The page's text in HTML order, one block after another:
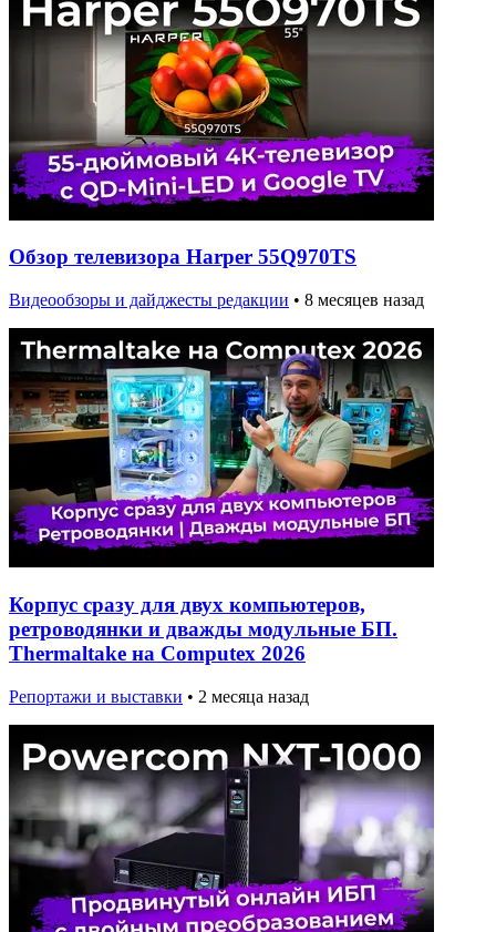
Обзор телевизора Harper 55Q970TS
Видеообзоры и дайджесты редакции • 8 месяцев назад
Корпус сразу для двух компьютеров,
ретроводянки и дважды модульные БП.
Thermaltake на Computex 2026
Репортажи и выставки • 2 месяца назад